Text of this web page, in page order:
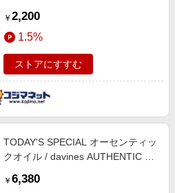
￥ 2,200
1.5%
ストアにすすむ
TODAY'S SPECIAL オーセンティッ
クオイル / davines AUTHENTIC ク
ャル 360128 and ST アンドエステ
￥ 6,380